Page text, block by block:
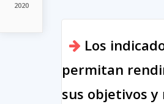
2020
Los
permitan
sus objetivos y